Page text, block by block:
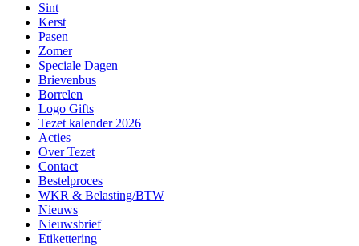
Sint
Kerst
Pasen
Zomer
Speciale Dagen
Brievenbus
Borrelen
Logo Gifts
Tezet kalender 2026
Acties
Over Tezet
Contact
Bestelproces
WKR & Belasting/BTW
Nieuws
Nieuwsbrief
Etikettering